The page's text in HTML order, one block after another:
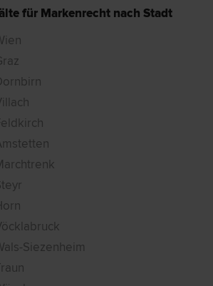
für Markenrecht nach Stadt
Siezenheim